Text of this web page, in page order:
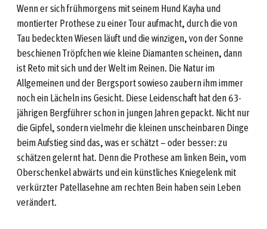
Wenn er sich frühmorgens mit seinem Hund Kayha und
montierter Prothese zu einer Tour aufmacht, durch die von
Tau bedeckten Wiesen läuft und die winzigen, von der Sonne
beschienen Tröpfchen wie kleine Diamanten scheinen, dann
ist Reto mit sich und der Welt im Reinen. Die Natur im
Allgemeinen und der Bergsport sowieso zaubern ihm immer
noch ein Lächeln ins Gesicht. Diese Leidenschaft hat den 63-
jährigen Bergführer schon in jungen Jahren gepackt. Nicht nur
die Gipfel, sondern vielmehr die kleinen unscheinbaren Dinge
beim Aufstieg sind das, was er schätzt – oder besser: zu
schätzen gelernt hat. Denn die Prothese am linken Bein, vom
Oberschenkel abwärts und ein künstliches Kniegelenk mit
verkürzter Patellasehne am rechten Bein haben sein Leben
verändert.